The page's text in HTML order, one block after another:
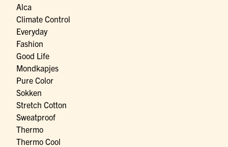
Alca
Climate Control
Everyday
Fashion
Good Life
Mondkapjes
Pure Color
Sokken
Stretch Cotton
Sweatproof
Thermo
Thermo Cool